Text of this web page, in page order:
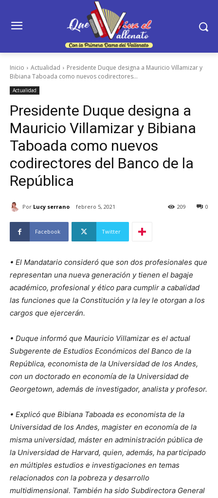
Inicio Actualidad
Presidente Duque designa a Mauricio Villamizar y
Bibiana Taboada como nuevos codirectores...
Actualidad
Presidente Duque designa a
Mauricio Villamizar y Bibiana
Taboada como nuevos
codirectores del Banco de la
República
Por Lucy serrano febrero 5, 2021 0
209
Facebook Twitter
• El Mandatario consideró que son dos profesionales que
representan una nueva generación y tienen el bagaje
académico, profesional y ético para cumplir a cabalidad
las funciones que la Constitución y la ley le otorgan a los
cargos que ejercerán.
• Duque informó que Mauricio Villamizar es el actual
Subgerente de Estudios Económicos del Banco de la
República, economista de la Universidad de los Andes,
con un doctorado en economía de la Universidad de
Georgetown, además de investigador, analista y profesor.
• Explicó que Bibiana Taboada es economista de la
Universidad de los Andes, magister en economía de la
misma universidad, máster en administración pública de
la Universidad de Harvard, quien, además, ha participado
en múltiples estudios e investigaciones en temas
relacionados con la pobreza y desarrollo
multidimensional. También ha sido Subdirectora General